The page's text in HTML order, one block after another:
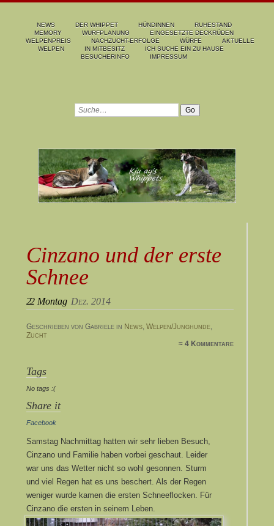
NEWS DER WHIPPET HÜNDINNEN
RUHESTAND
MEMORY
WURFPLANUNG
EINGESETZTE DECKRÜDEN
WELPENPREIS
NACHZUCHT-ERFOLGE WÜRFE
AKTUELLE
WELPEN
IN MITBESITZ
ICH SUCHE EIN ZU HAUSE
BESUCHERINFO
IMPRESSUM
Cinzano und der erste
Schnee
22 Montag Dez. 2014
Geschrieben von Gabriele in News, Welpen/Junghunde,
Zucht
≈ 4 Kommentare
Tags
No tags :(
Share it
Facebook
Samstag Nachmittag hatten wir sehr lieben Besuch,
Cinzano und Familie haben vorbei geschaut. Leider
war uns das Wetter nicht so wohl gesonnen. Sturm
und viel Regen hat es uns beschert. Als der Regen
weniger wurde kamen die ersten Schneeflocken. Für
Cinzano die ersten in seinem Leben.